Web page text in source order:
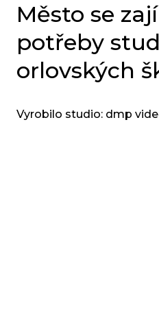
Město se
potřeby
orlovských
Vyrobilo studio: dmp